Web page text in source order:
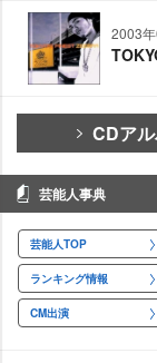
2003
CDア
芸能人事典
芸能人TOP
ランキング情報
CM出演